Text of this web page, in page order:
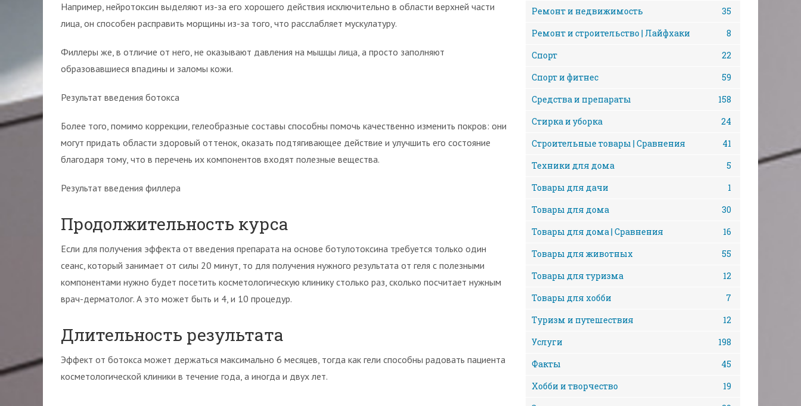
Например, нейротоксин выделяют из-за его хорошего действия исключительно в области верхней части
лица, он способен расправить морщины из-за того, что расслабляет мускулатуру.
Филлеры же, в отличие от него, не оказывают давления на мышцы лица, а просто заполняют
образовавшиеся впадины и заломы кожи.
Результат введения ботокса
Более того, помимо коррекции, гелеобразные составы способны помочь качественно изменить покров: они
могут придать области здоровый оттенок, оказать подтягивающее действие и улучшить его состояние
благодаря тому, что в перечень их компонентов входят полезные вещества.
Результат введения филлера
Продолжительность курса
Если для получения эффекта от введения препарата на основе ботулотоксина требуется только один
сеанс, который занимает от силы 20 минут, то для получения нужного результата от геля с полезными
компонентами нужно будет посетить косметологическую клинику столько раз, сколько посчитает нужным
врач-дерматолог. А это может быть и 4, и 10 процедур.
Длительность результата
Эффект от ботокса может держаться максимально 6 месяцев, тогда как гели способны радовать пациента
косметологической клиники в течение года, а иногда и двух лет.
Ремонт и недвижимость
35
Ремонт и строительство | Лайфхаки
8
Спорт
22
Спорт и фитнес
59
Средства и препараты
158
Стирка и уборка
24
Строительные товары | Сравнения
41
Техники для дома
5
Товары для дачи
1
Товары для дома
30
Товары для дома | Сравнения
16
Товары для животных
55
Товары для туризма
12
Товары для хобби
7
Туризм и путешествия
12
Услуги
198
Факты
45
Хобби и творчество
19